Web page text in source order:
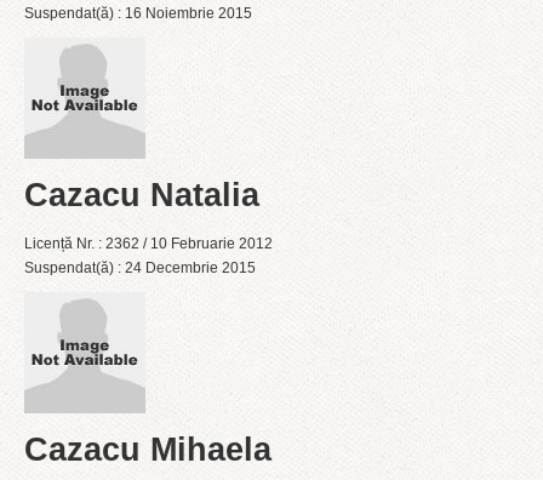
Suspendat(ă) : 16 Noiembrie 2015
Cazacu Natalia
Licență Nr. : 2362 / 10 Februarie 2012
Suspendat(ă) : 24 Decembrie 2015
Cazacu Mihaela